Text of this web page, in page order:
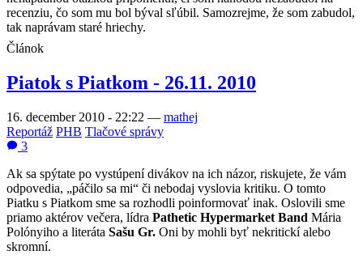
recenziu, čo som mu bol býval sľúbil. Samozrejme, že som zabudol,
tak naprávam staré hriechy.
Článok
Piatok s Piatkom - 26.11. 2010
16. december 2010 - 22:22 — mathej
Reportáž PHB Tlačové správy
3
Ak sa spýtate po vystúpení divákov na ich názor, riskujete, že vám
odpovedia, „páčilo sa mi“ či nebodaj vyslovia kritiku. O tomto
Piatku s Piatkom sme sa rozhodli poinformovať inak. Oslovili sme
priamo aktérov večera, lídra Pathetic Hypermarket Band Mária
Polónyiho a literáta Sašu Gr. Oni by mohli byť nekritickí alebo
skromní.